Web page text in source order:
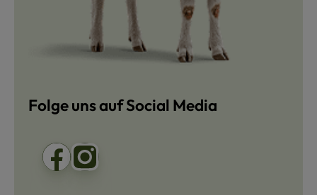
Folge uns auf Social Media